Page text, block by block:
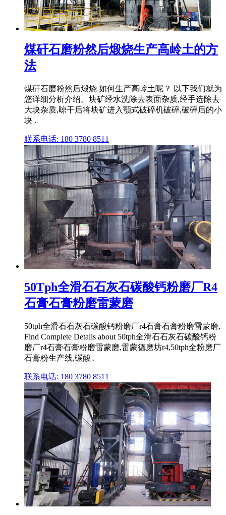
煤矸石磨粉然后煅烧生产高岭土的方
法
煤矸石磨粉然后煅烧 如何生产高岭土呢？ 以下我们就为
您详细分析介绍。块矿经水洗除去表面杂质,经手选除去
大块杂质,晾干后将块矿进入颚式破碎机破碎,破碎后的小
块 .
联系电话: 180 3780 8511
50Tph全滑石石灰石碳酸钙粉磨厂R4
石膏石膏粉磨雷蒙磨
50tph全滑石石灰石碳酸钙粉磨厂r4石膏石膏粉磨雷蒙磨,
Find Complete Details about 50tph全滑石石灰石碳酸钙粉
磨厂r4石膏石膏粉磨雷蒙磨,雷蒙德磨坊r4,50tph全粉磨厂
石膏粉生产线,碳酸 .
联系电话: 180 3780 8511